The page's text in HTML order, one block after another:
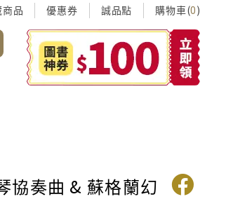
品 優惠券 誠品點 購物車(0)
協奏曲 & 蘇格蘭幻